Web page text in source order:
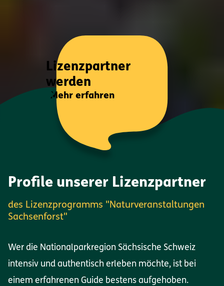
Lizenzpartner
werden
Mehr erfahren
Profile unserer Lizenzpartner
des Lizenzprogramms "Naturveranstaltungen
Sachsenforst"
Wer die Nationalparkregion Sächsische Schweiz
intensiv und authentisch erleben möchte, ist bei
einem erfahrenen Guide bestens aufgehoben.